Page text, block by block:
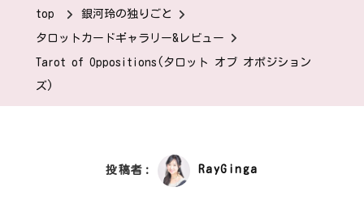
top 銀河玲の独りごと
タロットカードギャラリー&レビュー
Tarot of Oppositions(タロット オブ オポジション
ズ)
投稿者: RayGinga